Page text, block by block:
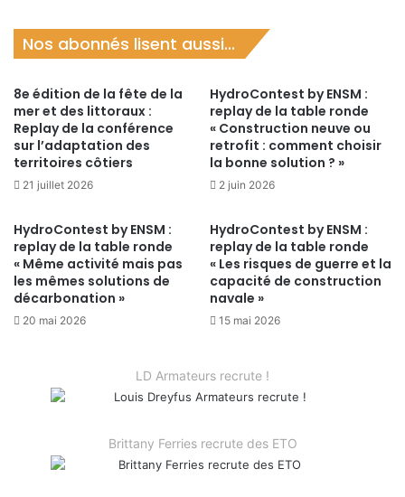
Nos abonnés lisent aussi...
8e édition de la fête de la
mer et des littoraux :
Replay de la conférence
sur l’adaptation des
territoires côtiers
21 juillet 2026
HydroContest by ENSM :
replay de la table ronde
« Construction neuve ou
retrofit : comment choisir
la bonne solution ? »
2 juin 2026
HydroContest by ENSM :
replay de la table ronde
« Même activité mais pas
les mêmes solutions de
décarbonation »
20 mai 2026
HydroContest by ENSM :
replay de la table ronde
« Les risques de guerre et la
capacité de construction
navale »
15 mai 2026
LD Armateurs recrute !
Brittany Ferries recrute des ETO